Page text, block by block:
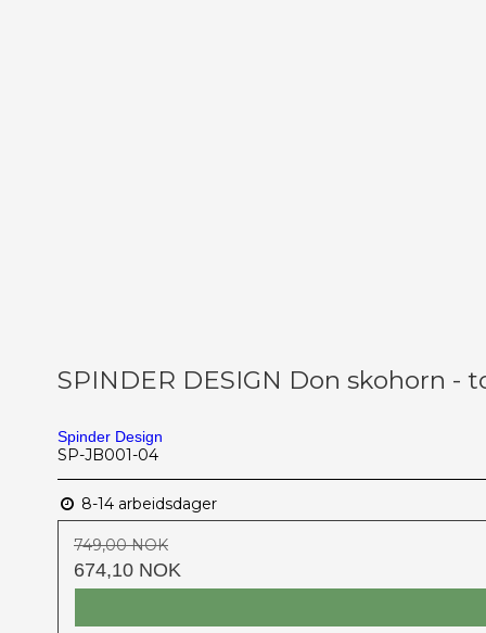
SPINDER DESIGN Don skohorn -
Spinder Design
SP-JB001-04
8-14 arbeidsdager
749,00 NOK
674,10 NOK